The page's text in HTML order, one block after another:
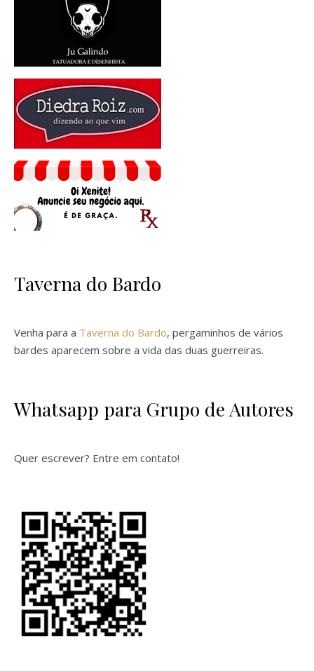
Taverna do Bardo
Venha para a Taverna do Bardo, pergaminhos de vários
bardes aparecem sobre a vida das duas guerreiras.
Whatsapp para Grupo de Autores
Quer escrever? Entre em contato!